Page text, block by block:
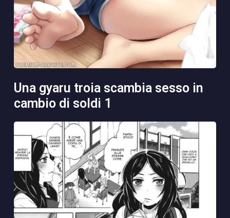
una gyaru troia scambia sesso in
cambio di soldi 1